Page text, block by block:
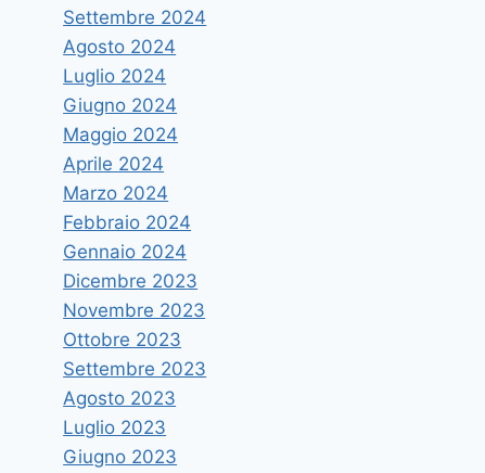
Il 4 novembre una giornata
dedicata al prof. Silvestri
Divruggeri 28 Ottobre 2016
Settembre 2024
Agosto 2024
Luglio 2024
Giugno 2024
Maggio 2024
Aprile 2024
Marzo 2024
Febbraio 2024
Gennaio 2024
Dicembre 2023
Novembre 2023
Ottobre 2023
Settembre 2023
Agosto 2023
Luglio 2023
Giugno 2023